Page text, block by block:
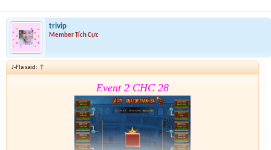
gian Event CHC 19/8
trivip
Member Tích Cực
J-Fla said: ↑
Event 2 CHC 28